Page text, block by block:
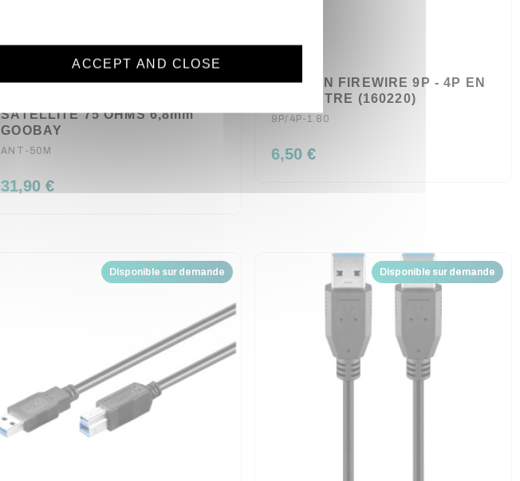
BOBINE 50 METRES CABLE
SATELLITE 75 OHMS 6,8mm
GOOBAY
ANT-50M
31,90 €
CORDON FIREWIRE 9P - 4P EN
1.80 METRE (160220)
9P/4P-1.80
6,50 €
Disponible sur demande Disponible sur demande
ACCEPT AND CLOSE